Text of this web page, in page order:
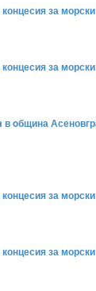
за
за
oбщина
за
за